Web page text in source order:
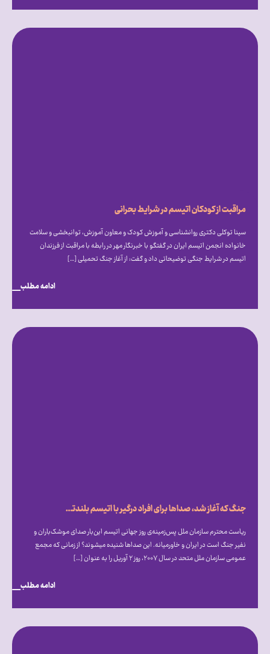
مراقبت از کودکان اتیسم در شرایط بحرانی
سینا توکلی دکتری روانشناسی و آموزش کودک و معاون آموزش، توانبخشی و سلامت
خانواده انجمن اتیسم ایران در گفتگو با خبرنگار مهر در رابطه با مراقبت از فرزندان
اتیسم در شرایط جنگی توضیحاتی داد و گفت: از آغاز جنگ تحمیلی […]
ادامه مطلب
جنگ که آغاز شد، صداها برای افراد درگیر با اتیسم بلندتر شد
ریاست محترم سازمان ملل پس‌زمینه‌ی روز جهانی اتیسم این‌بار صدای موشک‌باران و
نفیر جنگ است در ایران و خاورمیانه. این صداها شنیده می‎شوند؟ از زمانی که مجمع
عمومی سازمان ملل متحد در سال ۲۰۰۷، روز ۲ آوریل را به عنوان […]
ادامه مطلب